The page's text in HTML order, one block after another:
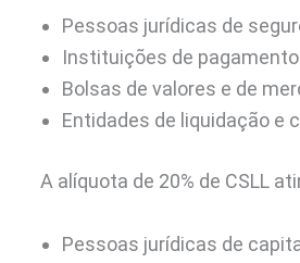
Pessoas jurídicas de
Instituições de
Bolsas de valores e de
Entidades de liquidação e
A alíquota de 20% de CSLL
Pessoas jurídicas de